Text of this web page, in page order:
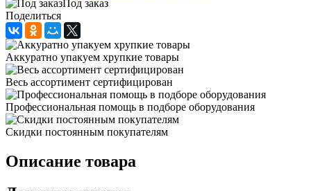
Под заказ
Поделиться
Аккуратно упакуем хрупкие товары
Весь ассортимент сертифицирован
Профессиональная помощь в подборе оборудования
Скидки постоянным покупателям
Описание товара